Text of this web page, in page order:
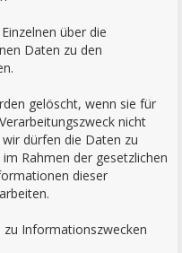
über die
Daten zu den
gelöscht, wenn sie für
nicht
dürfen die Daten zu
Rahmen der gesetzlichen
dieser
Informationszwecken